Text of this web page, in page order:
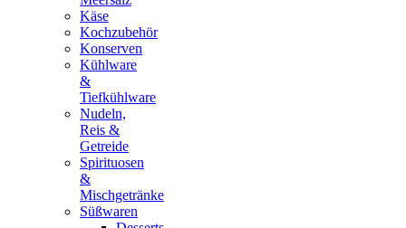
Käse
Kochzubehör
Konserven
Kühlware
&
Tiefkühlware
Nudeln,
Reis &
Getreide
Spirituosen
&
Mischgetränke
Süßwaren